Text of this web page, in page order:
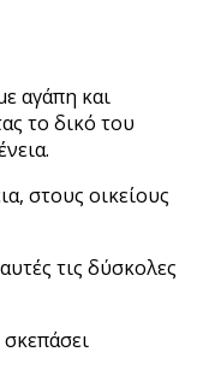
αγάπη και
το δικό του
στους οικείους
τις δύσκολες